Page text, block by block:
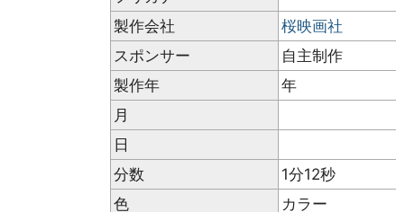
製作会社
桜映画社
スポンサー
自主制作
製作年
年
月
日
分数
1分12秒
色
カラー